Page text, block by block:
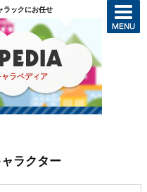
ラックにお任せ
ラペディア
ラクター